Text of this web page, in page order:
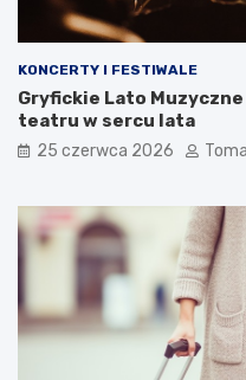
KONCERTY I FESTIWALE
Gryfickie Lato
teatru w sercu lata
25 czerwca 2026